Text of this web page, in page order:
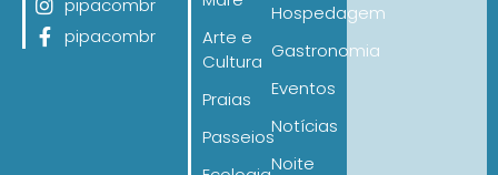
pipacombr
Arte e
Cultura
Praias
Passeios
Hospedagem
Gastronomia
Eventos
Notícias
Noite